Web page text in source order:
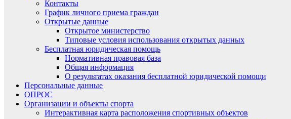
Контакты
График личного приема граждан
Открытые данные
Открытое министерство
Типовые условия использования открытых данных
Бесплатная юридическая помощь
Нормативная правовая база
Общая информация
О результатах оказания бесплатной юридической помощи
Персональные данные
ОПРОС
Организации и объекты спорта
Интерактивная карта расположения спортивных объектов